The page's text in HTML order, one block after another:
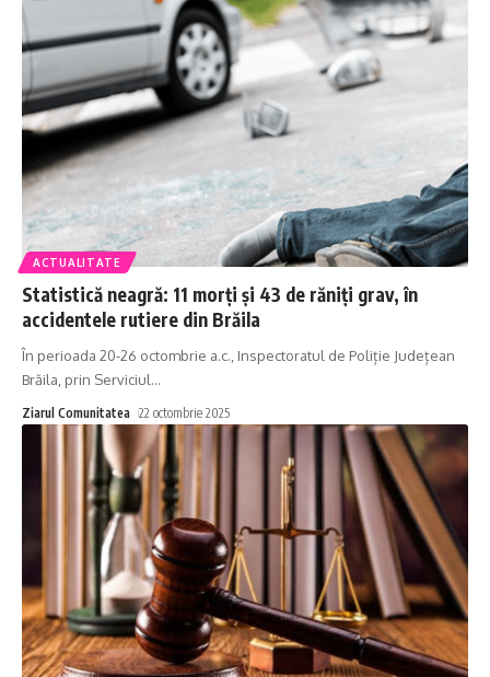
ACTUALITATE
Statistică neagră: 11 morți și 43 de răniți grav, în
accidentele rutiere din Brăila
În perioada 20-26 octombrie a.c., Inspectoratul de Poliție Județean
Brăila, prin Serviciul…
Ziarul Comunitatea 22 octombrie 2025